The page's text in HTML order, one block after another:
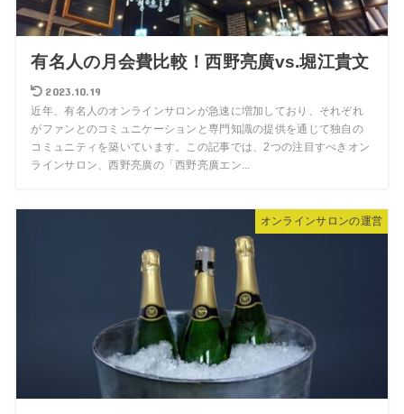
有名人の月会費比較！西野亮廣vs.堀江貴文
2023.10.19
近年、有名人のオンラインサロンが急速に増加しており、それぞれ
がファンとのコミュニケーションと専門知識の提供を通じて独自の
コミュニティを築いています。この記事では、2つの注目すべきオン
ラインサロン、西野亮廣の「西野亮廣エン...
オンラインサロンの運営